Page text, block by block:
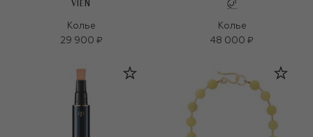
VIEN
Колье
29 900 ₽
Колье
48 000 ₽